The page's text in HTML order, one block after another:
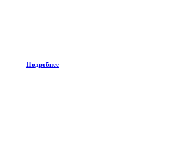
Подробнее